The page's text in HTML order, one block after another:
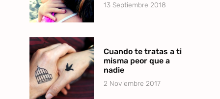
13 Septiembre 2018
Cuando te tratas a ti
misma peor que a
nadie
2 Noviembre 2017